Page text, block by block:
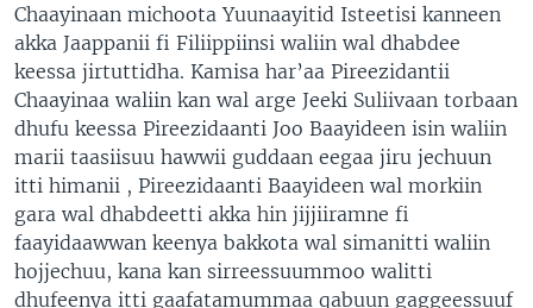
Chaayinaan michoota Yuunaayitid Isteetisi kanneen
akka Jaappanii fi Filiippiinsi waliin wal dhabdee
keessa jirtuttidha. Kamisa har’aa Pireezidantii
Chaayinaa waliin kan wal arge Jeeki Suliivaan torbaan
dhufu keessa Pireezidaanti Joo Baayideen isin waliin
marii taasiisuu hawwii guddaan eegaa jiru jechuun
itti himanii , Pireezidaanti Baayideen wal morkiin
gara wal dhabdeetti akka hin jijjiiramne fi
faayidaawwan keenya bakkota wal simanitti waliin
hojjechuu, kana kan sirreessuummoo walitti
dhufeenya itti gaafatamummaa qabuun gaggeessuuf